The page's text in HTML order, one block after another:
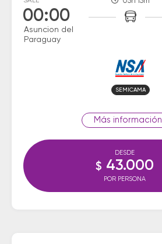
00:00
Asuncion del
Paraguay
SEMICAMA
información
DESDE
$ 43.000
POR PERSONA